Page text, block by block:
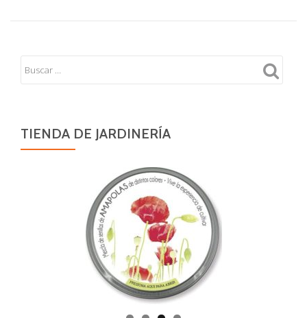
TIENDA DE JARDINERÍA